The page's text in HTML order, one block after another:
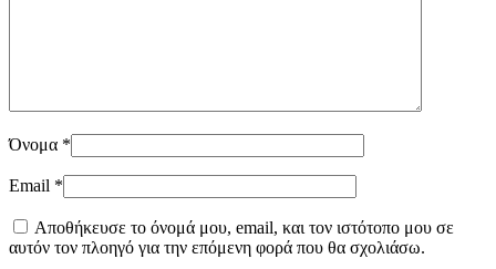
Όνομα *
Email *
Αποθήκευσε το όνομά μου, email, και τον ιστότοπο μου σε
αυτόν τον πλοηγό για την επόμενη φορά που θα σχολιάσω.